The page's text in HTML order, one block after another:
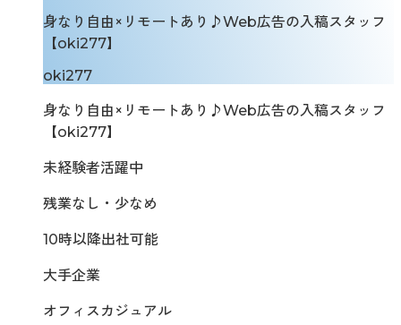
身なり自由×リモートあり♪Web広告の入稿スタッフ
【oki277】
oki277
身なり自由×リモートあり♪Web広告の入稿スタッフ
【oki277】
未経験者活躍中
残業なし・少なめ
10時以降出社可能
大手企業
オフィスカジュアル